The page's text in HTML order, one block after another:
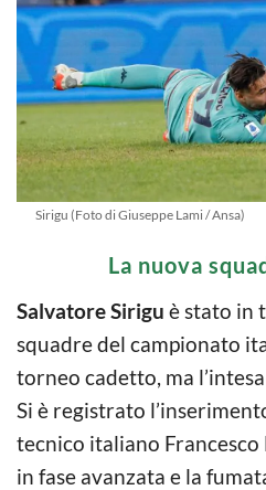
Sirigu (Foto di Giuseppe Lami / Ansa)
La nuova
Salvatore Sirigu è stato in
squadre del campionato
torneo cadetto, ma
Si è registrato
tecnico italiano
in fase avanzata e la